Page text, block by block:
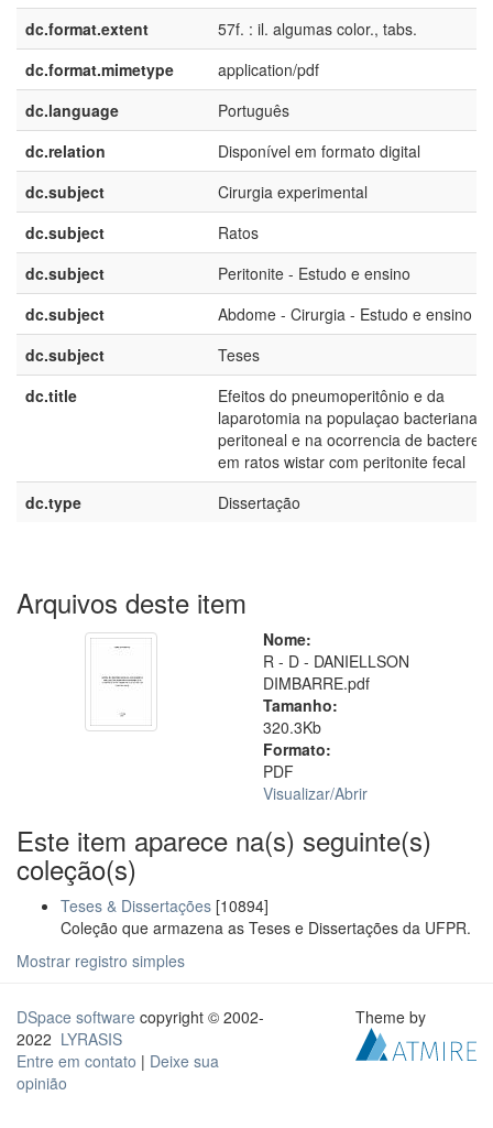
dc.format.extent
57f. : il. algumas color., tabs.
dc.format.mimetype
application/pdf
dc.language
Português
dc.relation
Disponível em formato digital
dc.subject
Cirurgia experimental
dc.subject
Ratos
dc.subject
Peritonite - Estudo e ensino
dc.subject
Abdome - Cirurgia - Estudo e ensino
dc.subject
Teses
dc.title
Efeitos do pneumoperitônio e da
laparotomia na populaçao bacteriana
peritoneal e na ocorrencia de
em ratos wistar com peritonite fecal
dc.type
Dissertação
Arquivos deste item
Nome:
R - D - DANIELLSON
DIMBARRE.pdf
Tamanho:
320.3Kb
Formato:
PDF
Visualizar/Abrir
Este item aparece na(s) seguinte(s)
coleção(s)
Teses & Dissertações [10894]
Coleção que armazena as Teses e Dissertações da UFPR.
Mostrar registro simples
DSpace software copyright © 2002-
2022 LYRASIS
Entre em contato | Deixe sua
opinião
Theme by